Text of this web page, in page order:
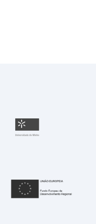
Fundação para a
República Portuguesa